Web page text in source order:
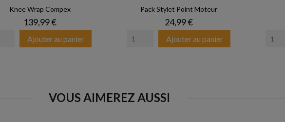
Knee Wrap Compex
Prix
139,99 €
Ajouter au panier
Pack Stylet Point Moteur
Prix
24,99 €
Ajouter au panier
VOUS AIMEREZ AUSSI